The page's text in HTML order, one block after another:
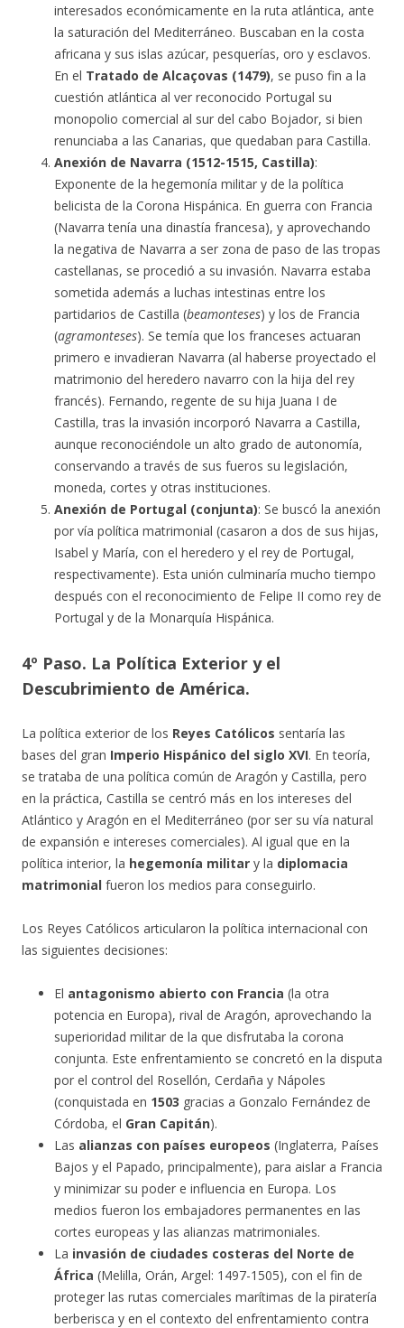
interesados económicamente en la ruta atlántica, ante
la saturación del Mediterráneo. Buscaban en la costa
africana y sus islas azúcar, pesquerías, oro y esclavos.
En el Tratado de Alcaçovas (1479), se puso fin a la
cuestión atlántica al ver reconocido Portugal su
monopolio comercial al sur del cabo Bojador, si bien
renunciaba a las Canarias, que quedaban para Castilla.
Anexión de Navarra (1512-1515, Castilla):
Exponente de la hegemonía militar y de la política
belicista de la Corona Hispánica. En guerra con Francia
(Navarra tenía una dinastía francesa), y aprovechando
la negativa de Navarra a ser zona de paso de las tropas
castellanas, se procedió a su invasión. Navarra estaba
sometida además a luchas intestinas entre los
partidarios de Castilla (beamonteses) y los de Francia
(agramonteses). Se temía que los franceses actuaran
primero e invadieran Navarra (al haberse proyectado el
matrimonio del heredero navarro con la hija del rey
francés). Fernando, regente de su hija Juana I de
Castilla, tras la invasión incorporó Navarra a Castilla,
aunque reconociéndole un alto grado de autonomía,
conservando a través de sus fueros su legislación,
moneda, cortes y otras instituciones.
Anexión de Portugal (conjunta): Se buscó la anexión
por vía política matrimonial (casaron a dos de sus hijas,
Isabel y María, con el heredero y el rey de Portugal,
respectivamente). Esta unión culminaría mucho tiempo
después con el reconocimiento de Felipe II como rey de
Portugal y de la Monarquía Hispánica.
4º Paso. La Política Exterior y el
Descubrimiento de América.
La política exterior de los Reyes Católicos sentaría las
bases del gran Imperio Hispánico del siglo XVI. En teoría,
se trataba de una política común de Aragón y Castilla, pero
en la práctica, Castilla se centró más en los intereses del
Atlántico y Aragón en el Mediterráneo (por ser su vía natural
de expansión e intereses comerciales). Al igual que en la
política interior, la hegemonía militar y la diplomacia
matrimonial fueron los medios para conseguirlo.
Los Reyes Católicos articularon la política internacional con
las siguientes decisiones:
El antagonismo abierto con Francia (la otra
potencia en Europa), rival de Aragón, aprovechando la
superioridad militar de la que disfrutaba la corona
conjunta. Este enfrentamiento se concretó en la disputa
por el control del Rosellón, Cerdaña y Nápoles
(conquistada en 1503 gracias a Gonzalo Fernández de
Córdoba, el Gran Capitán).
Las alianzas con países europeos (Inglaterra, Países
Bajos y el Papado, principalmente), para aislar a Francia
y minimizar su poder e influencia en Europa. Los
medios fueron los embajadores permanentes en las
cortes europeas y las alianzas matrimoniales.
La invasión de ciudades costeras del Norte de
África (Melilla, Orán, Argel: 1497-1505), con el fin de
proteger las rutas comerciales marítimas de la piratería
berberisca y en el contexto del enfrentamiento contra